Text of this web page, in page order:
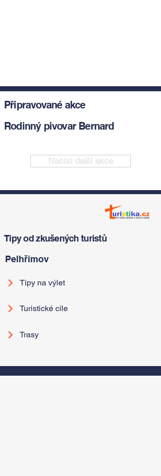
Připravované akce
Rodinný pivovar Bernard
Načíst další akce
Tipy od zkušených turistů
Pelhřimov
Tipy na výlet
Turistické cíle
Trasy